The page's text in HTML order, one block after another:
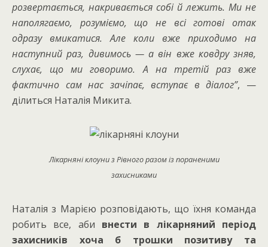
розвертається, накривається собі й лежить. Ми не
наполягаємо, розуміємо, що не всі готові отак
одразу вмикатися. Але коли вже приходимо на
наступний раз, дивимось — а він вже ковдру зняв,
слухає, що ми говоримо. А на третій раз вже
фактично сам нас зачіпає, вступає в діалог”, —
ділиться Наталія Микита.
Лікарняні клоуни з Рівного разом із пораненими
захисниками
Наталія з Марією розповідають, що їхня команда
робить все, аби внести в лікарняний період
захисників хоча б трошки позитиву та